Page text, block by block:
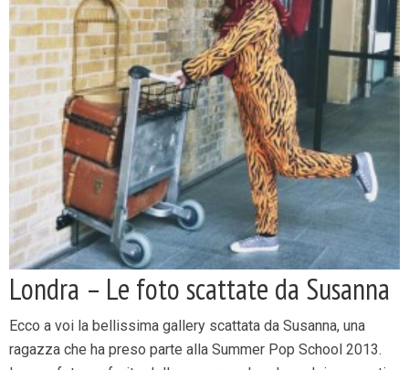
Londra – Le foto scattate da Susanna
Ecco a voi la bellissima gallery scattata da Susanna, una
ragazza che ha preso parte alla Summer Pop School 2013.